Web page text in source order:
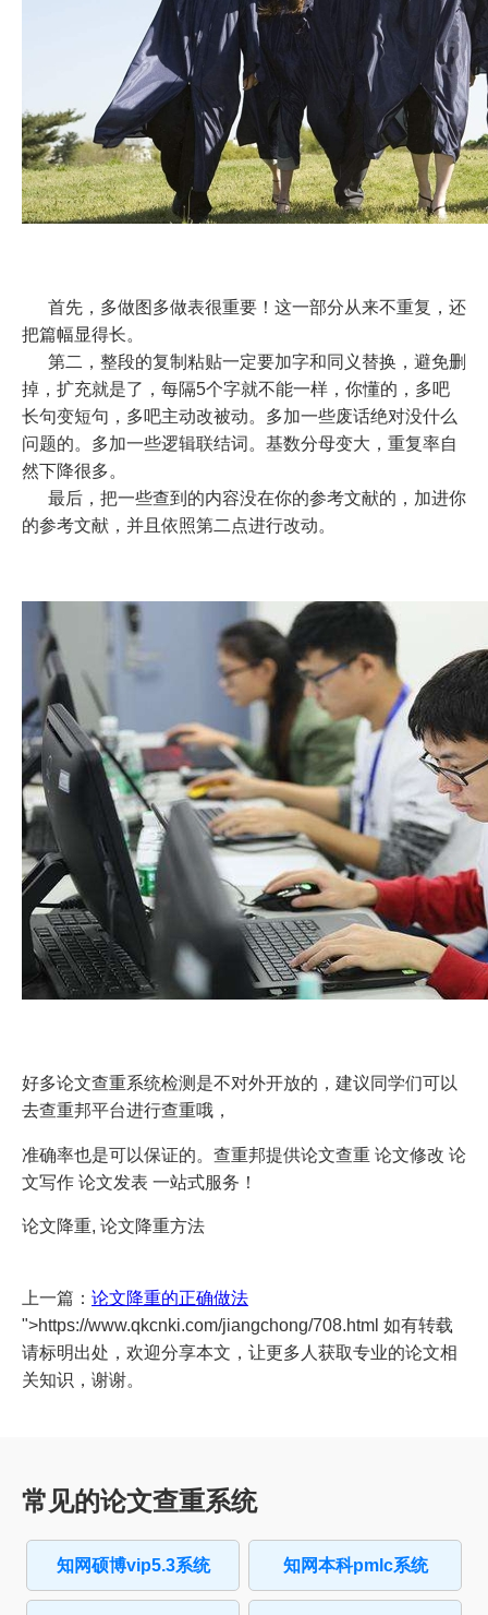
首先，多做图多做表很重要！这一部分从来不重复，还
把篇幅显得长。
第二，整段的复制粘贴一定要加字和同义替换，避免删
掉，扩充就是了，每隔5个字就不能一样，你懂的，多吧
长句变短句，多吧主动改被动。多加一些废话绝对没什么
问题的。多加一些逻辑联结词。基数分母变大，重复率自
然下降很多。
最后，把一些查到的内容没在你的参考文献的，加进你
的参考文献，并且依照第二点进行改动。
好多论文查重系统检测是不对外开放的，建议同学们可以
去查重邦平台进行查重哦，
准确率也是可以保证的。查重邦提供论文查重 论文修改 论
文写作 论文发表 一站式服务！
论文降重, 论文降重方法
上一篇： 论文降重的正确做法
">https://www.qkcnki.com/jiangchong/708.html 如有转载
请标明出处，欢迎分享本文，让更多人获取专业的论文相
关知识，谢谢。
常见的论文查重系统
知网硕博vip5.3系统 知网本科pmlc系统